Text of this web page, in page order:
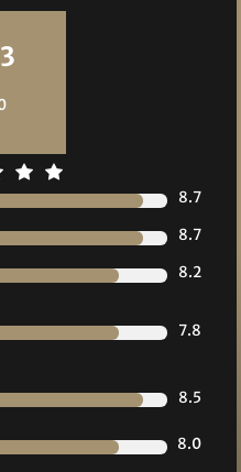
8.7
8.7
8.2
7.8
8.5
8.0